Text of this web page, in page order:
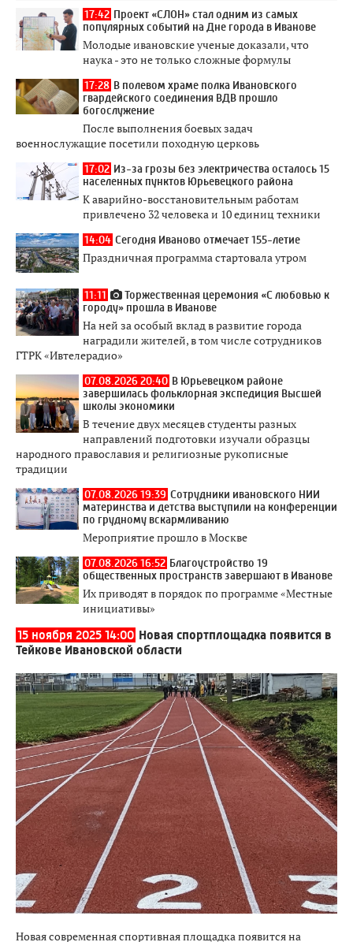
17:42 Проект «СЛОН» стал одним из самых
популярных событий на Дне города в Иванове
Молодые ивановские ученые доказали, что
наука - это не только сложные формулы
17:28 В полевом храме полка Ивановского
гвардейского соединения ВДВ прошло
богослужение
После выполнения боевых задач
военнослужащие посетили походную церковь
17:02 Из-за грозы без электричества осталось 15
населенных пунктов Юрьевецкого района
К аварийно-восстановительным работам
привлечено 32 человека и 10 единиц техники
14:04 Сегодня Иваново отмечает 155-летие
Праздничная программа стартовала утром
11:11
Торжественная церемония «С любовью к
городу» прошла в Иванове
На ней за особый вклад в развитие города
наградили жителей, в том числе сотрудников
ГТРК «Ивтелерадио»
07.08.2026 20:40 В Юрьевецком районе
завершилась фольклорная экспедиция Высшей
школы экономики
В течение двух месяцев студенты разных
направлений подготовки изучали образцы
народного православия и религиозные рукописные
традиции
07.08.2026 19:39 Сотрудники ивановского НИИ
материнства и детства выступили на конференции
по грудному вскармливанию
Мероприятие прошло в Москве
07.08.2026 16:52 Благоустройство 19
общественных пространств завершают в Иванове
Их приводят в порядок по программе «Местные
инициативы»
15 ноября 2025 14:00 Новая спортплощадка появится в
Тейкове Ивановской области
Новая современная спортивная площадка появится на